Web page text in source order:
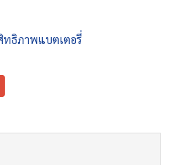
ทธิภาพแบตเตอรี่